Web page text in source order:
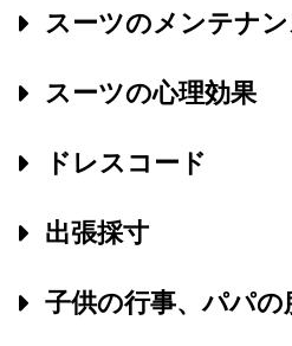
スーツのメンテナン
スーツの心理効果
ドレスコード
出張採寸
子供の行事、パパの